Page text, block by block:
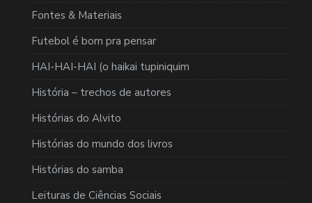
Fontes & Materiais
Futebol é bom pra pensar
HAI-HAI-HAI (o haikai tupiniquim
História – trechos de autores
Histórias do Alvito
Histórias do mundo dos livros
Histórias do samba
Leituras de Ciências Sociais